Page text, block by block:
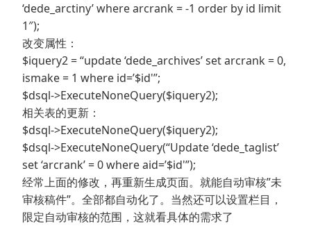
‘dede_arctiny’ where arcrank = -1 order by id limit
1″);
改变属性：
$iquery2 = “update ‘dede_archives’ set arcrank = 0,
ismake = 1 where id=’$id'”;
$dsql->ExecuteNoneQuery($iquery2);
相关表的更新：
$dsql->ExecuteNoneQuery($iquery2);
$dsql->ExecuteNoneQuery(“Update ‘dede_taglist’
set ‘arcrank’ = 0 where aid=’$id'”);
经常上面的修改，再重新生成页面。就能自动审核”未
审核稿件”。全部都自动化了。当然还可以设置栏目，
限定自动审核的范围，这就看具体的需求了